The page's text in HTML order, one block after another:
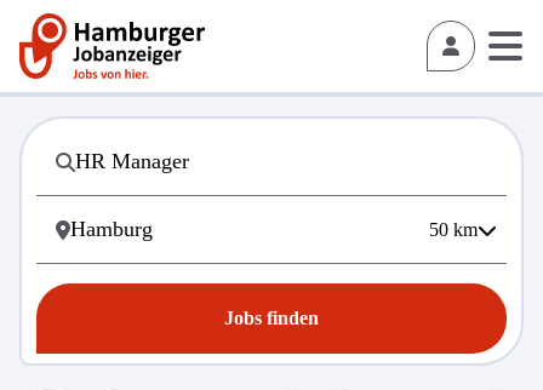
50 km
Jobs finden